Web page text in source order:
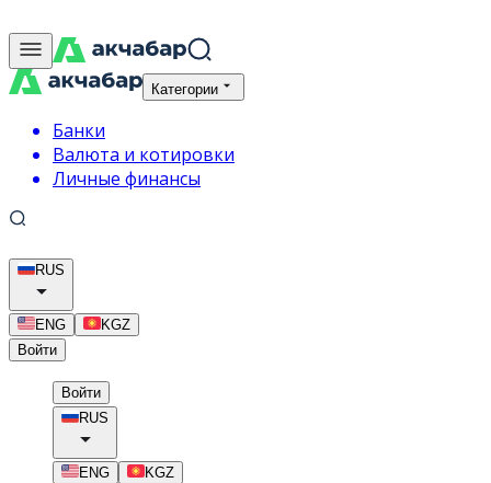
Категории
Банки
Валюта и котировки
Личные финансы
RUS
ENG
KGZ
Войти
Войти
RUS
ENG KGZ